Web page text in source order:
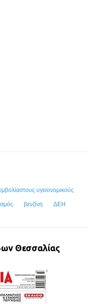
υγειονομικούς
βενζίνη ΔΕΗ
Θεσσαλίας